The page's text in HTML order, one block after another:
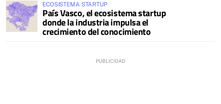
ECOSISTEMA STARTUP
País Vasco, el ecosistema startup
donde la industria impulsa el
crecimiento del conocimiento